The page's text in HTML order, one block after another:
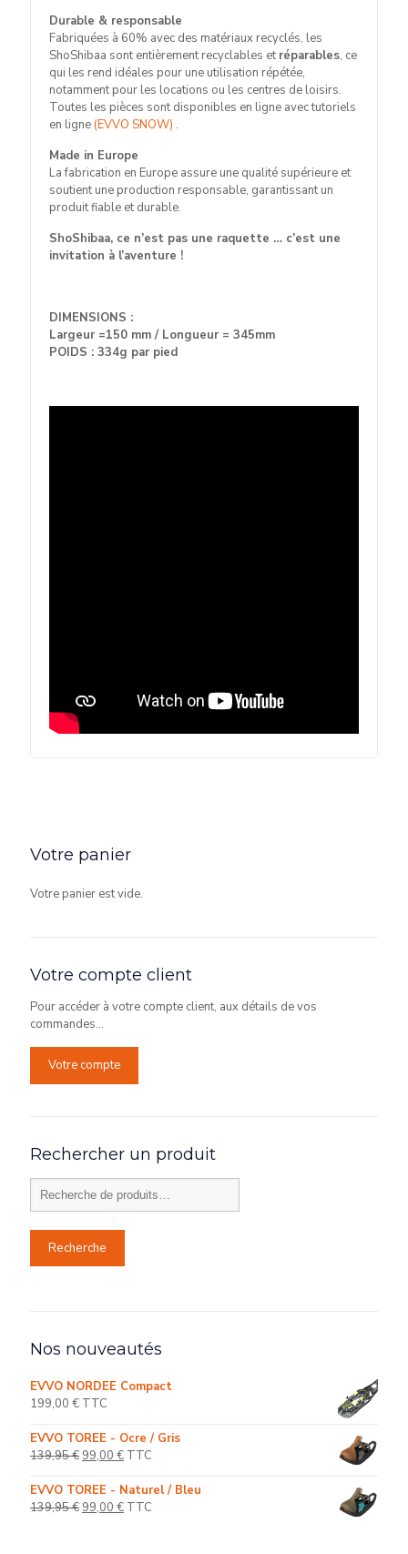
Durable & responsable
Fabriquées à 60% avec des matériaux recyclés, les
ShoShibaa sont entièrement recyclables et réparables, ce
qui les rend idéales pour une utilisation répétée,
notamment pour les locations ou les centres de loisirs.
Toutes les pièces sont disponibles en ligne avec tutoriels
en ligne(EVVO SNOW) .
Made in Europe
La fabrication en Europe assure une qualité supérieure et
soutient une production responsable, garantissant un
produit fiable et durable.
ShoShibaa, ce n’est pas une raquette … c’est une
invitation à l’aventure !
DIMENSIONS :
Largeur =150 mm / Longueur = 345mm
POIDS : 334g par pied
Votre panier
Votre panier est vide.
Votre compte client
Pour accéder à votre compte client, aux détails de vos
commandes...
Votre compte
Rechercher un produit
Recherche
Nos nouveautés
EVVO NORDEE Compact
199,00 € TTC
EVVO TOREE - Ocre / Gris
139,95€ 99,00 € TTC
EVVO TOREE - Naturel / Bleu
139,95€ 99,00 € TTC